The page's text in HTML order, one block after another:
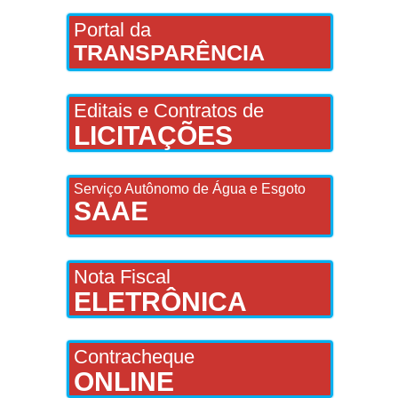
Portal da
TRANSPARÊNCIA
Editais e Contratos de
LICITAÇÕES
Serviço Autônomo de Água e Esgoto
SAAE
Nota Fiscal
ELETRÔNICA
Contracheque
ONLINE